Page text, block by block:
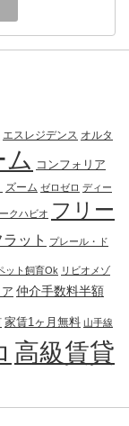
エスレジデンス オルタ
ム コンフォリア
ズーム ゼロゼロ ディー
クハビオ フリー
ット プレール・ド
ット飼育Ok リビオメゾ
仲介手数料半額
家賃1ヶ月無料 山手線
高級賃貸